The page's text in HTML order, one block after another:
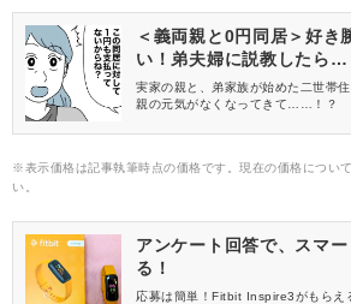
＜義両親と0円同居＞好き
い！弟夫婦に説教したら…
実家の親と、弟家族が始めた二世帯
親の元気がなくなってきて……！？
※表示価格は記事執筆時点の価格です。現在の価格につい
い。
アンケート回答で、スマ
る！
応募は簡単！Fitbit Inspire3がもらえ